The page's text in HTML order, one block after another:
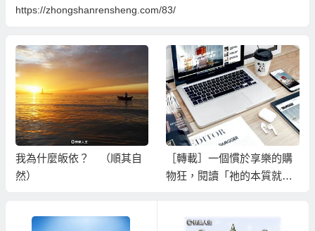
https://zhongshanrensheng.com/83/
我為什麼皈依？ （順其自
然）
［轉載］一個慣於享樂的購
物狂，閱讀「祂的本質就是